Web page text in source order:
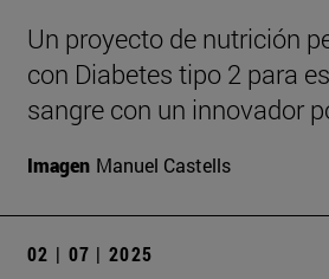
Un proyecto de nutrición
con Diabetes tipo 2 para
sangre con un innovador
Imagen Manuel Castells
02 | 07 | 2025